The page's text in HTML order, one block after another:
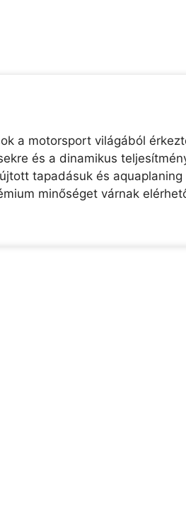
a motorsport világából
és a dinamikus
tapadásuk és
minőséget várnak